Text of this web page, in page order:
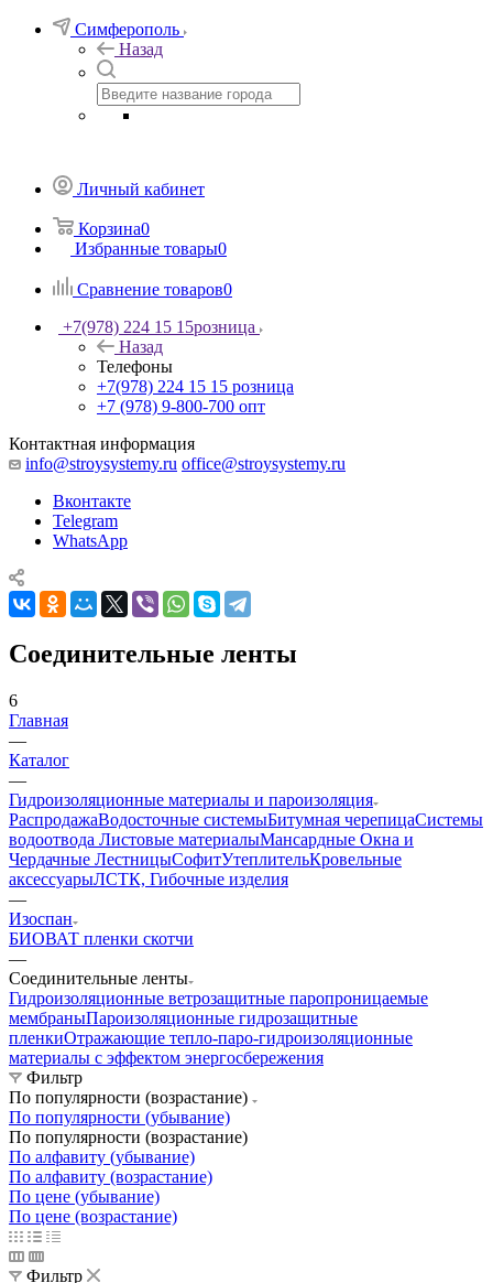
Симферополь
Назад
Личный кабинет
Корзина0
Избранные товары0
Сравнение товаров0
+7(978) 224 15 15розница
Назад
Телефоны
+7(978) 224 15 15 розница
+7 (978) 9-800-700 опт
Контактная информация
info@stroysystemy.ru office@stroysystemy.ru
Вконтакте
Telegram
WhatsApp
Соединительные ленты
6
Главная
—
Каталог
—
Гидроизоляционные материалы и пароизоляция
РаспродажаВодосточные системыБитумная черепицаСистемы
водоотвода Листовые материалыМансардные Окна и
Чердачные ЛестницыСофитУтеплительКровельные
аксессуарыЛСТК, Гибочные изделия
—
Изоспан
БИОВАТ пленки скотчи
—
Соединительные ленты
Гидроизоляционные ветрозащитные паропроницаемые
мембраныПароизоляционные гидрозащитные
пленкиОтражающие тепло-паро-гидроизоляционные
материалы с эффектом энергосбережения
Фильтр
По популярности (возрастание)
По популярности (убывание)
По популярности (возрастание)
По алфавиту (убывание)
По алфавиту (возрастание)
По цене (убывание)
По цене (возрастание)
Фильтр